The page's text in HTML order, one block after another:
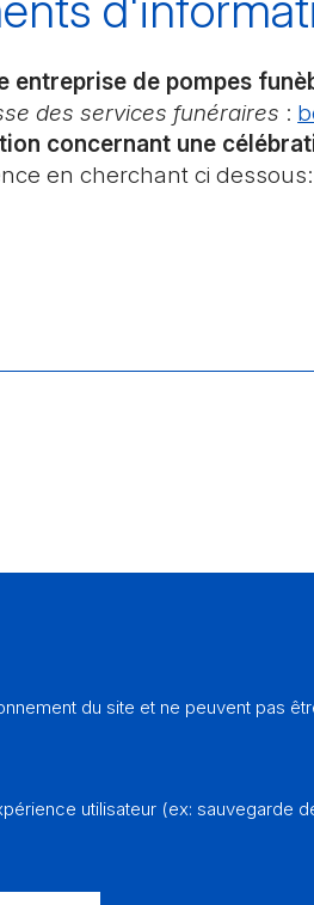
du site et ne peuvent pas
utilisateur (ex: sauvegarde
entreprise de pompes
des services funéraires :
concernant une
en cherchant ci dessous: